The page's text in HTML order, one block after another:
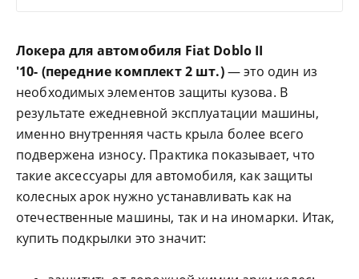
Локера для автомобиля Fiat Doblo II
'10- (передние комплект 2 шт.)— это один из
необходимых элементов защиты кузова. В
результате ежедневной эксплуатации машины,
именно внутренняя часть крыла более всего
подвержена износу. Практика показывает, что
такие аксессуары для автомобиля, как защиты
колесных арок нужно устанавливать как на
отечественные машины, так и на иномарки. Итак,
купить подкрылки это значит: